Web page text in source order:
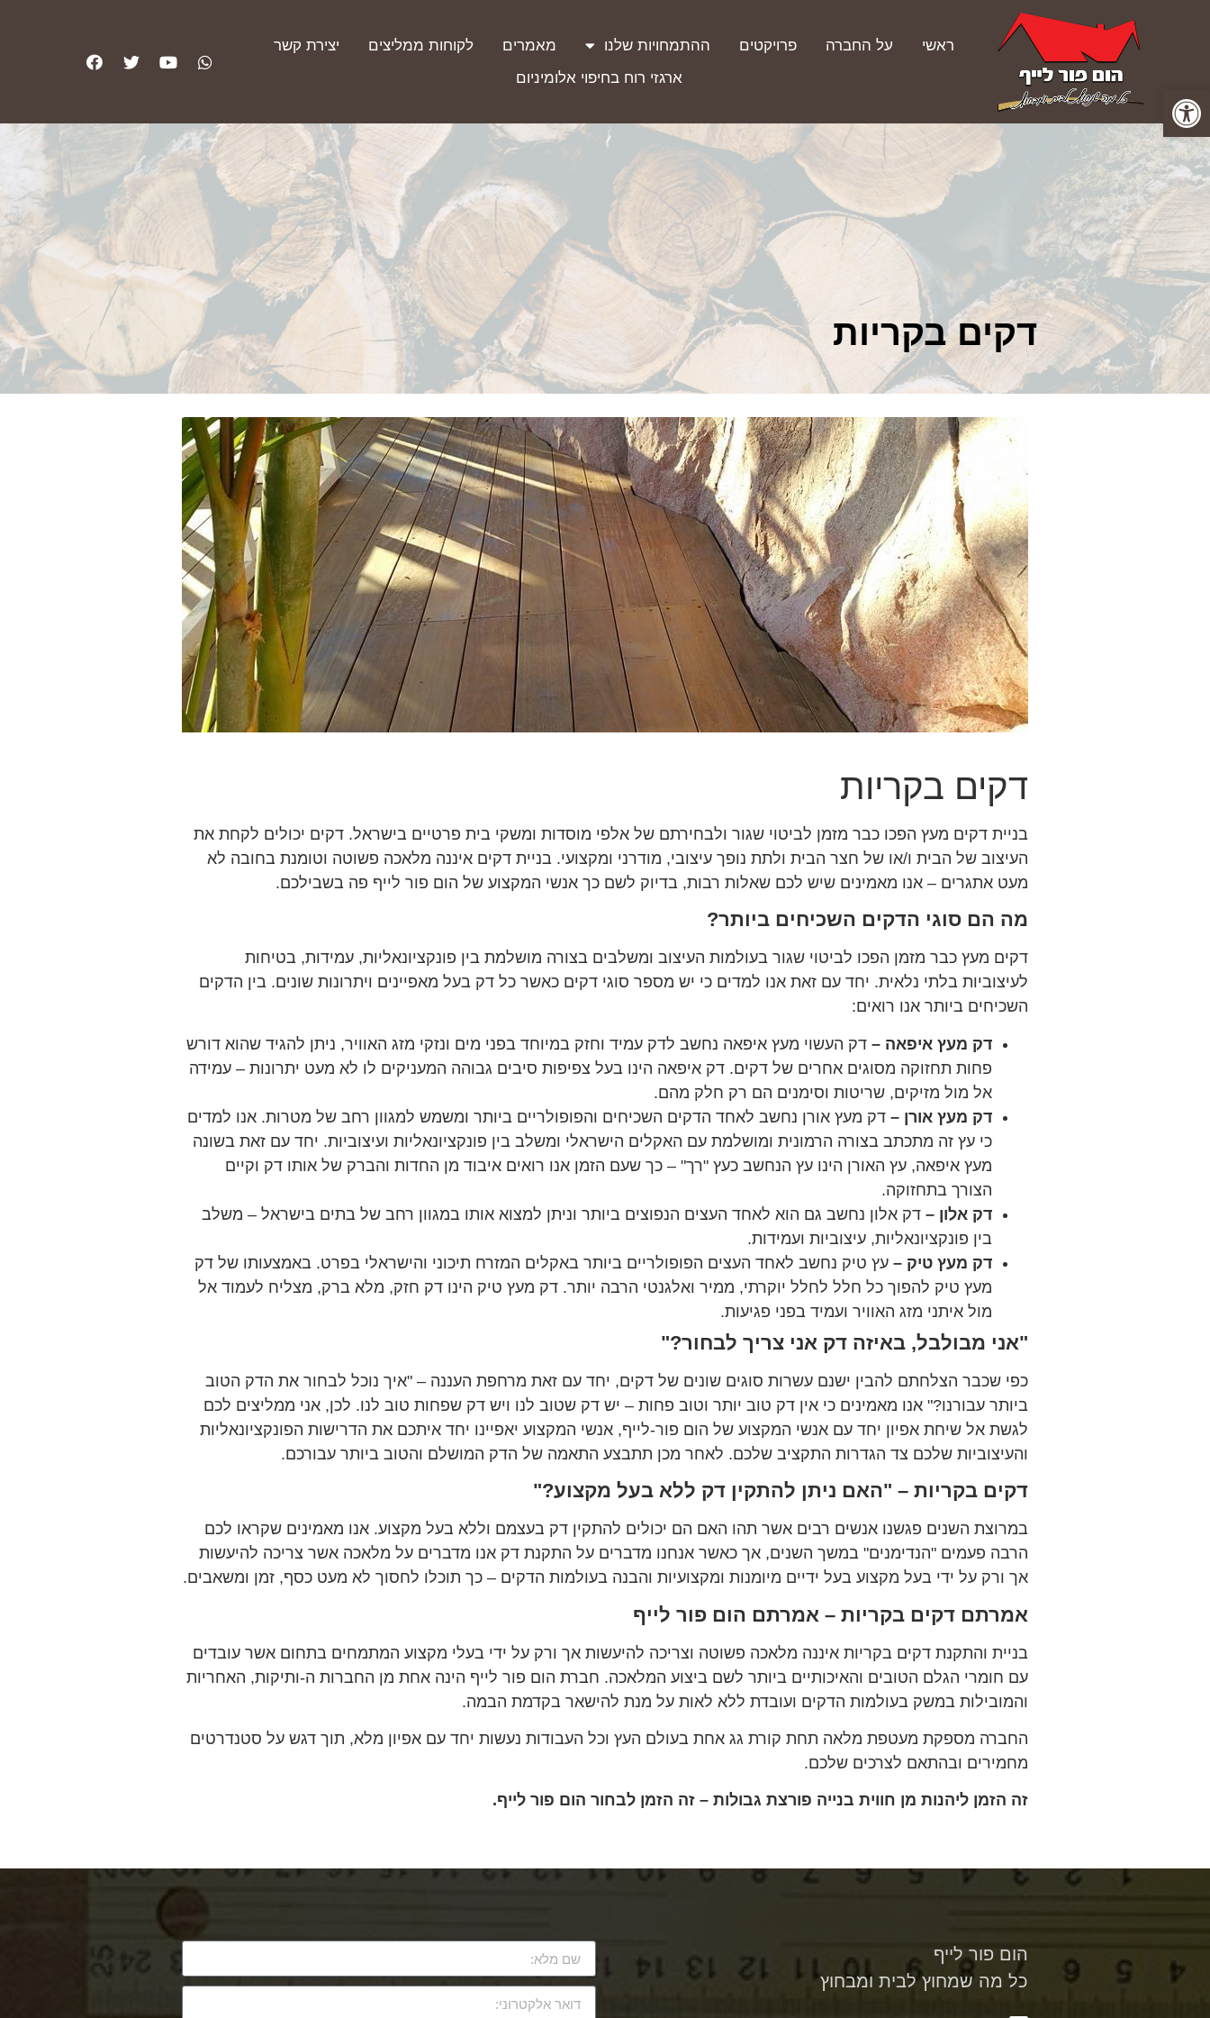
פתח סרגל נגישות
ראשי על החברה פרויקטים ההתמחויות שלנו מאמרים לקוחות ממליצים
יצירת קשר
ארגזי רוח בחיפוי אלומיניום
דקים בקריות
דקים בקריות
בניית דקים מעץ הפכו כבר מזמן לביטוי שגור ולבחירתם של אלפי מוסדות ומשקי בית פרטיים בישראל. דקים יכולים לקחת את
העיצוב של הבית ו/או של חצר הבית ולתת נופך עיצובי, מודרני ומקצועי. בניית דקים איננה מלאכה פשוטה וטומנת בחובה לא
מעט אתגרים – אנו מאמינים שיש לכם שאלות רבות, בדיוק לשם כך אנשי המקצוע של הום פור לייף פה בשבילכם.
מה הם סוגי הדקים השכיחים ביותר?
דקים מעץ כבר מזמן הפכו לביטוי שגור בעולמות העיצוב ומשלבים בצורה מושלמת בין פונקציונאליות, עמידות, בטיחות
לעיצוביות בלתי נלאית. יחד עם זאת אנו למדים כי יש מספר סוגי דקים כאשר כל דק בעל מאפיינים ויתרונות שונים. בין הדקים
השכיחים ביותר אנו רואים:
דק מעץ איפאה – דק העשוי מעץ איפאה נחשב לדק עמיד וחזק במיוחד בפני מים ונזקי מזג האוויר, ניתן להגיד שהוא דורש
פחות תחזוקה מסוגים אחרים של דקים. דק איפאה הינו בעל צפיפות סיבים גבוהה המעניקים לו לא מעט יתרונות – עמידה
אל מול מזיקים, שריטות וסימנים הם רק חלק מהם.
דק מעץ אורן – דק מעץ אורן נחשב לאחד הדקים השכיחים והפופולריים ביותר ומשמש למגוון רחב של מטרות. אנו למדים
כי עץ זה מתכתב בצורה הרמונית ומושלמת עם האקלים הישראלי ומשלב בין פונקציונאליות ועיצוביות. יחד עם זאת בשונה
מעץ איפאה, עץ האורן הינו עץ הנחשב כעץ "רך" – כך שעם הזמן אנו רואים איבוד מן החדות והברק של אותו דק וקיים
הצורך בתחזוקה.
דק אלון – דק אלון נחשב גם הוא לאחד העצים הנפוצים ביותר וניתן למצוא אותו במגוון רחב של בתים בישראל – משלב
בין פונקציונאליות, עיצוביות ועמידות.
דק מעץ טיק – עץ טיק נחשב לאחד העצים הפופולריים ביותר באקלים המזרח תיכוני והישראלי בפרט. באמצעותו של דק
מעץ טיק להפוך כל חלל לחלל יוקרתי, ממיר ואלגנטי הרבה יותר. דק מעץ טיק הינו דק חזק, מלא ברק, מצליח לעמוד אל
מול איתני מזג האוויר ועמיד בפני פגיעות.
"אני מבולבל, באיזה דק אני צריך לבחור?"
כפי שכבר הצלחתם להבין ישנם עשרות סוגים שונים של דקים, יחד עם זאת מרחפת העננה – "איך נוכל לבחור את הדק הטוב
ביותר עבורנו?" אנו מאמינים כי אין דק טוב יותר וטוב פחות – יש דק שטוב לנו ויש דק שפחות טוב לנו. לכן, אני ממליצים לכם
לגשת אל שיחת אפיון יחד עם אנשי המקצוע של הום פור-לייף, אנשי המקצוע יאפיינו יחד איתכם את הדרישות הפונקציונאליות
והעיצוביות שלכם צד הגדרות התקציב שלכם. לאחר מכן תתבצע התאמה של הדק המושלם והטוב ביותר עבורכם.
דקים בקריות – "האם ניתן להתקין דק ללא בעל מקצוע?"
במרוצת השנים פגשנו אנשים רבים אשר תהו האם הם יכולים להתקין דק בעצמם וללא בעל מקצוע. אנו מאמינים שקראו לכם
הרבה פעמים "הנדימנים" במשך השנים, אך כאשר אנחנו מדברים על התקנת דק אנו מדברים על מלאכה אשר צריכה להיעשות
אך ורק על ידי בעל מקצוע בעל ידיים מיומנות ומקצועיות והבנה בעולמות הדקים – כך תוכלו לחסוך לא מעט כסף, זמן ומשאבים.
אמרתם דקים בקריות – אמרתם הום פור לייף
בניית והתקנת דקים בקריות איננה מלאכה פשוטה וצריכה להיעשות אך ורק על ידי בעלי מקצוע המתמחים בתחום אשר עובדים
עם חומרי הגלם הטובים והאיכותיים ביותר לשם ביצוע המלאכה. חברת הום פור לייף הינה אחת מן החברות ה-ותיקות, האחריות
והמובילות במשק בעולמות הדקים ועובדת ללא לאות על מנת להישאר בקדמת הבמה.
החברה מספקת מעטפת מלאה תחת קורת גג אחת בעולם העץ וכל העבודות נעשות יחד עם אפיון מלא, תוך דגש על סטנדרטים
מחמירים ובהתאם לצרכים שלכם.
זה הזמן ליהנות מן חווית בנייה פורצת גבולות – זה הזמן לבחור הום פור לייף.
הום פור לייף
כל מה שמחוץ לבית ומבחוץ